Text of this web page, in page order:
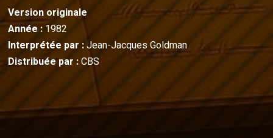
Version originale
Année :1982
Interprétée par :Jean-Jacques Goldman
Distribuée par :CBS